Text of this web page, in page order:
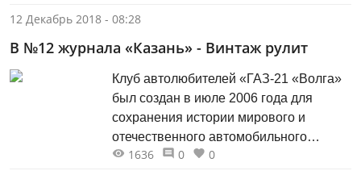
Толстой воспринимал и оценивал
Востока, и то влияние, которое он
оказал на мусульманских
интеллектуалов России....
12 Декабрь 2018 - 08:28
В №12 журнала «Казань» - Винтаж рулит
Клуб автолюбителей «ГАЗ-21 «Волга»
был создан в июле 2006 года для
сохранения истории мирового и
отечественного автомобильного
транспорта в век информационных
1636 0
0